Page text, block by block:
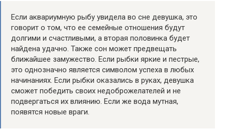
Если аквариумную рыбу увидела во сне девушка, это
говорит о том, что ее семейные отношения будут
долгими и счастливыми, а вторая половинка будет
найдена удачно. Также сон может предвещать
ближайшее замужество. Если рыбки яркие и пестрые,
это однозначно является символом успеха в любых
начинаниях. Если рыбки оказались в руках, девушка
сможет победить своих недоброжелателей и не
подвергаться их влиянию. Если же вода мутная,
появятся новые враги.